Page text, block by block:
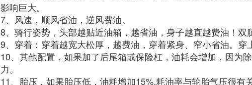
影响巨大。
7、风速，顺风省油，逆风费油。
8、骑行姿势，头部越贴近油箱，越省油，身子越直越费油！双
9、穿着：穿着越宽大松厚，越费油，穿着紧身、窄小省油。穿
10、其他配置，如果加了后尾箱或保险杠，油耗会增加，因为
力。
11、胎压，如果胎压低，油耗增加15%.耗油率与轮胎气压很有